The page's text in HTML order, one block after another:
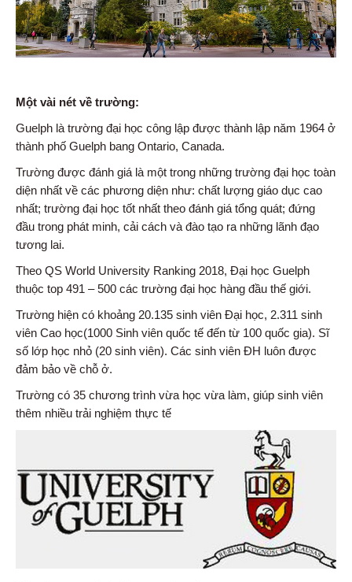
Một vài nét về trường:
Guelph là trường đại học công lập được thành lập năm 1964 ở
thành phố Guelph bang Ontario, Canada.
Trường được đánh giá là một trong những trường đại học toàn
diện nhất về các phương diện như: chất lượng giáo dục cao
nhất; trường đại học tốt nhất theo đánh giá tổng quát; đứng
đầu trong phát minh, cải cách và đào tạo ra những lãnh đạo
tương lai.
Theo QS World University Ranking 2018, Đại học Guelph
thuộc top 491 – 500 các trường đại học hàng đầu thế giới.
Trường hiện có khoảng 20.135 sinh viên Đại học, 2.311 sinh
viên Cao học(1000 Sinh viên quốc tế đến từ 100 quốc gia). Sĩ
số lớp học nhỏ (20 sinh viên). Các sinh viên ĐH luôn được
đảm bảo về chỗ ở.
Trường có 35 chương trình vừa học vừa làm, giúp sinh viên
thêm nhiều trải nghiệm thực tế